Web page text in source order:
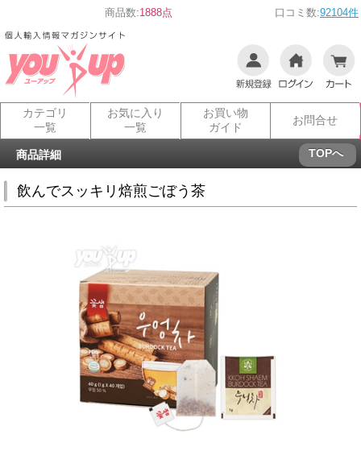
商品数:1888点 口コミ数:92104件
カテゴリ
一覧
お気に入り
一覧
お買い物
ガイド
お問合せ
商品詳細 TOPへ
飲んでスッキリ焙煎ごぼう茶